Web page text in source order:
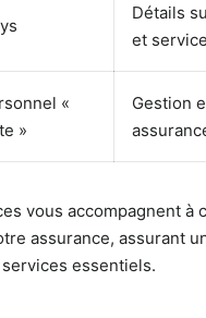
Détails
et
«
»
Gestion
vous accompagnent à
assurance, assurant
essentiels.